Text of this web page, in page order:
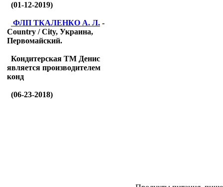
(01-12-2019)
ФЛП ТКАЛЕНКО А. Л. -
Country / City, Украина,
Первомайский.
Кондитерская ТМ Денис
является производителем
конд
(06-23-2018)